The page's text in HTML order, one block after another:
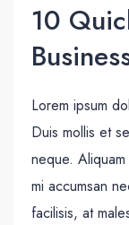
10
Lorem ipsum
Duis mollis et
neque.
mi accumsan
facilisis, at